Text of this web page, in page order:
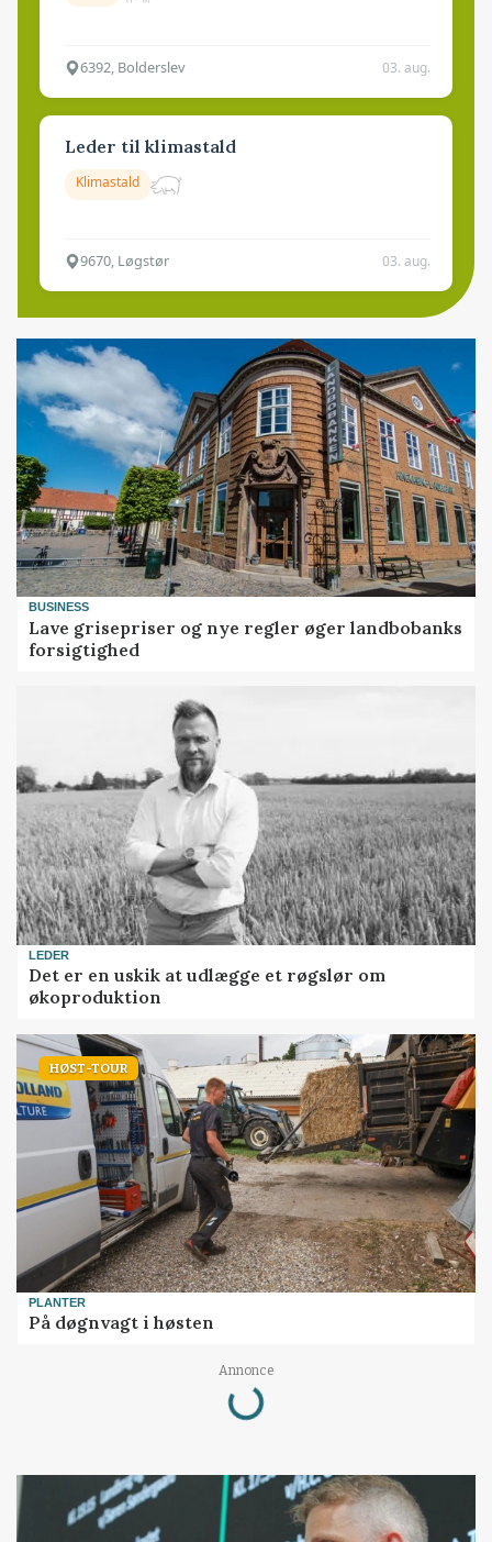
6392, Bolderslev 03. aug.
Leder til klimastald
Klimastald
9670, Løgstør 03. aug.
BUSINESS
Lave grisepriser og nye regler øger landbobanks
forsigtighed
LEDER
Det er en uskik at udlægge et røgslør om
økoproduktion
HØST-TOUR
PLANTER
På døgnvagt i høsten
Annonce
Loading...